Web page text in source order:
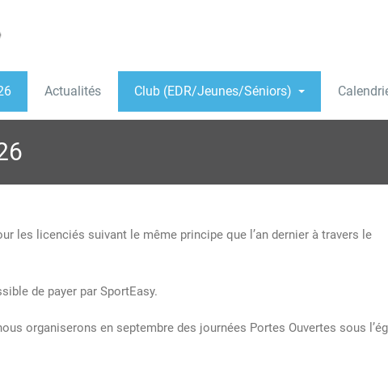
Actualités Club (EDR/Jeunes/Séniors)
les licenciés suivant le même principe que l’an dernier à travers le
de payer par SportEasy.
organiserons en septembre des journées Portes Ouvertes sous